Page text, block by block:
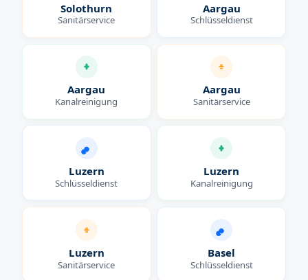
Solothurn
Sanitärservice
Aargau
Schlüsseldienst
Aargau
Kanalreinigung
Aargau
Sanitärservice
Luzern
Schlüsseldienst
Luzern
Kanalreinigung
Luzern
Sanitärservice
Basel
Schlüsseldienst